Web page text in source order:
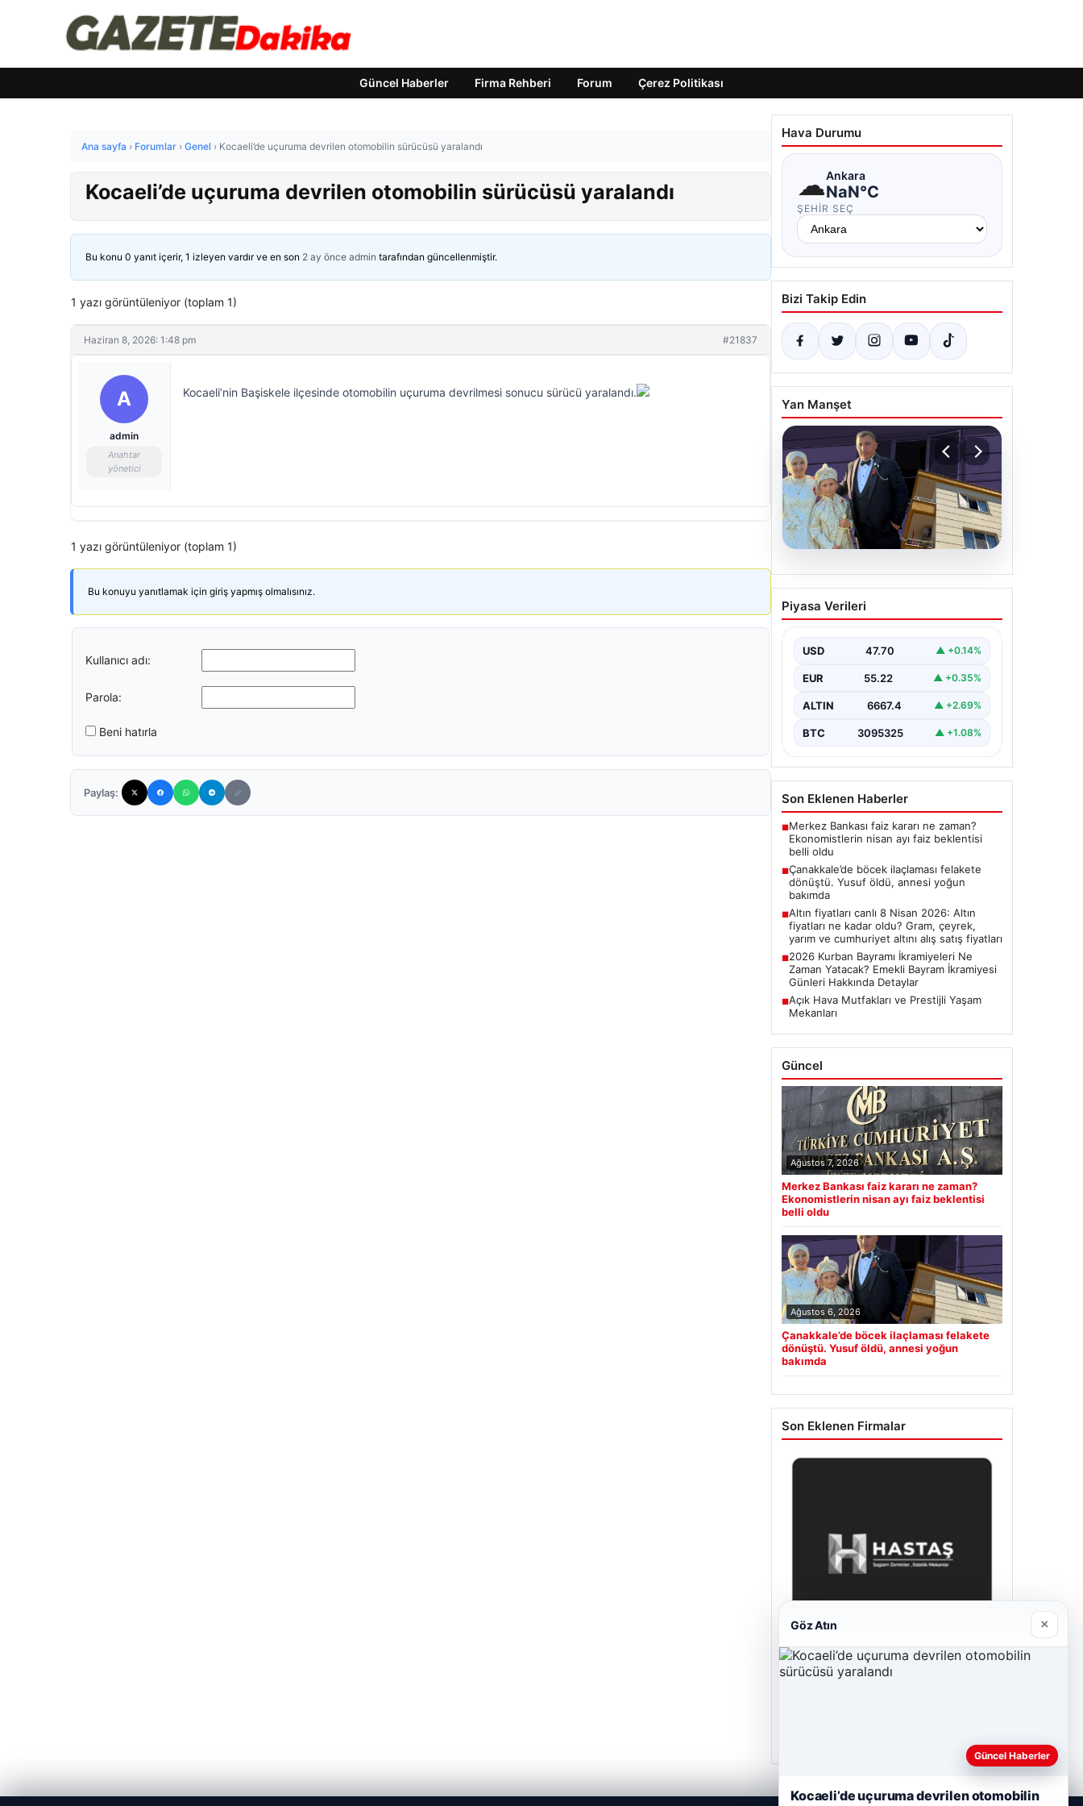
Güncel Haberler Firma Rehberi Forum Çerez Politikası
Ana sayfa › Forumlar › Genel › Kocaeli’de uçuruma devrilen otomobilin sürücüsü yaralandı
Kocaeli’de uçuruma devrilen otomobilin sürücüsü yaralandı
Bu konu 0 yanıt içerir, 1 izleyen vardır ve en son 2 ay önce admin tarafından güncellenmiştir.
1 yazı görüntüleniyor (toplam 1)
Haziran 8, 2026: 1:48 pm #21837
A
admin
Anahtar
yönetici
Kocaeli’nin Başiskele ilçesinde otomobilin uçuruma devrilmesi sonucu sürücü yaralandı.
1 yazı görüntüleniyor (toplam 1)
Bu konuyu yanıtlamak için giriş yapmış olmalısınız.
Kullanıcı adı:
Parola:
Beni hatırla
Paylaş:
Hava Durumu
☁Ankara
NaN°C
ŞEHIR SEÇ
Bizi Takip Edin
Yan Manşet
Çanakkale’de böcek
ilaçlaması felakete
annesi yoğun bakımda
Piyasa Verileri
USD 47.70 ▲ +0.14%
EUR 55.22 ▲ +0.35%
ALTIN 6667.4 ▲ +2.69%
BTC 3095325 ▲ +1.08%
Son Eklenen Haberler
■Merkez Bankası faiz kararı ne zaman?
Ekonomistlerin nisan ayı faiz beklentisi
belli oldu
■Çanakkale’de böcek ilaçlaması felakete
dönüştü. Yusuf öldü, annesi yoğun
bakımda
■Altın fiyatları canlı 8 Nisan 2026: Altın
fiyatları ne kadar oldu? Gram, çeyrek,
yarım ve cumhuriyet altını alış satış fiyatları
■2026 Kurban Bayramı İkramiyeleri Ne
Zaman Yatacak? Emekli Bayram İkramiyesi
Günleri Hakkında Detaylar
■Açık Hava Mutfakları ve Prestijli Yaşam
Mekanları
Güncel
Ağustos 7, 2026
Merkez Bankası faiz kararı ne zaman?
Ekonomistlerin nisan ayı faiz beklentisi
belli oldu
Ağustos 6, 2026
Çanakkale’de böcek ilaçlaması felakete
dönüştü. Yusuf öldü, annesi yoğun
bakımda
Son Eklenen Firmalar
Hastaş Beton
Göz Atın ×
Güncel Haberler
Kocaeli’de uçuruma devrilen otomobilin